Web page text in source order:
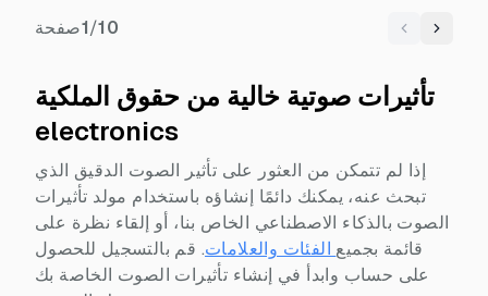
صفحة1/10 Previous
Next
تأثيرات صوتية خالية من حقوق الملكية
electronics
إذا لم تتمكن من العثور على تأثير الصوت الدقيق الذي
تبحث عنه، يمكنك دائمًا إنشاؤه باستخدام مولد تأثيرات
الصوت بالذكاء الاصطناعي الخاص بنا، أو إلقاء نظرة على
قائمة بجميع الفئات والعلامات. قم بالتسجيل للحصول
على حساب وابدأ في إنشاء تأثيرات الصوت الخاصة بك